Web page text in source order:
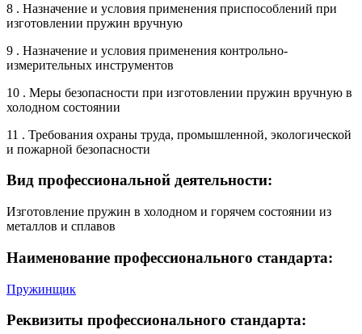
8 . Назначение и условия применения приспособлений при
изготовлении пружин вручную
9 . Назначение и условия применения контрольно-
измерительных инструментов
10 . Меры безопасности при изготовлении пружин вручную в
холодном состоянии
11 . Требования охраны труда, промышленной, экологической
и пожарной безопасности
Вид профессиональной деятельности:
Изготовление пружин в холодном и горячем состоянии из
металлов и сплавов
Наименование профессионального стандарта:
Пружинщик
Реквизиты профессионального стандарта: